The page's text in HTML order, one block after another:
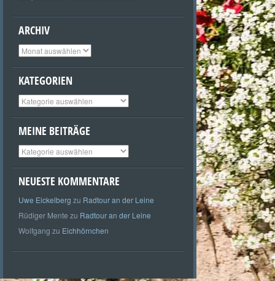
ARCHIV
Archiv
KATEGORIEN
Kategorien
MEINE BEITRÄGE
Meine
Beiträge
NEUESTE KOMMENTARE
Uwe Eickelberg zu Radtour an der Leine
Rüdiger Mente zu Radtour an der Leine
Wolfgang zu Eichhörnchen